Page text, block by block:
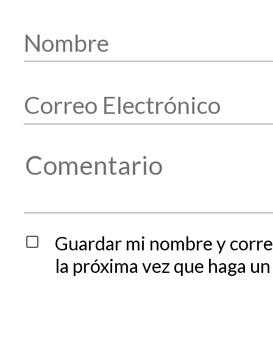
Guardar mi nombre y
la próxima vez que haga